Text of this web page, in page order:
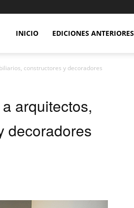
INICIO EDICIONES ANTERIORES
constructores y decoradores
arquitectos,
decoradores